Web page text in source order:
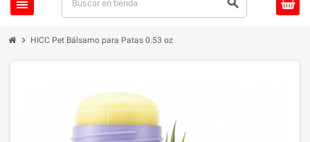
search
chevron_right HICC Pet Bálsamo para Patas 0.53 oz